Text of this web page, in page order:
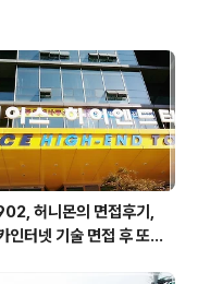
[저 제노는 7월 말까지 미
허니몬의 면접후기,
인터넷 기술 면접 후 또한